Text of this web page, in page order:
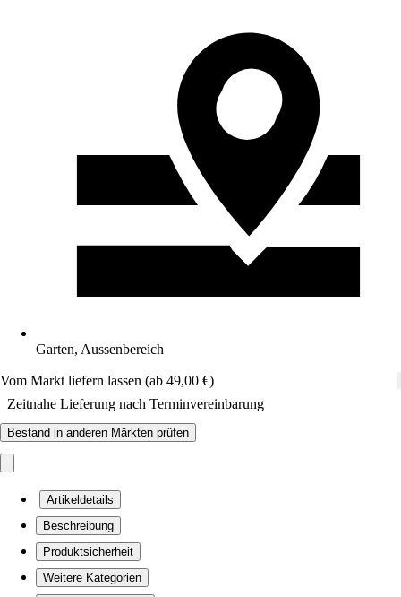
Garten, Aussenbereich
Vom Markt liefern lassen (ab 49,00 €)
Zeitnahe Lieferung nach Terminvereinbarung
Bestand in anderen Märkten prüfen
Artikeldetails
Beschreibung
Produktsicherheit
Weitere Kategorien